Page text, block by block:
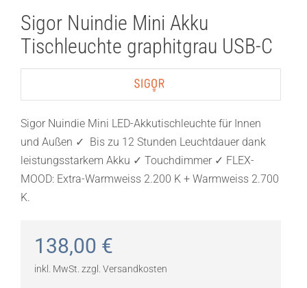
Sigor Nuindie Mini Akku
Tischleuchte graphitgrau USB-C
Sigor Nuindie Mini LED-Akkutischleuchte für Innen
und Außen ✓ Bis zu 12 Stunden Leuchtdauer dank
leistungsstarkem Akku ✓ Touchdimmer ✓ FLEX-
MOOD: Extra-Warmweiss 2.200 K + Warmweiss 2.700
K.
138,00 €
inkl. MwSt. zzgl. Versandkosten